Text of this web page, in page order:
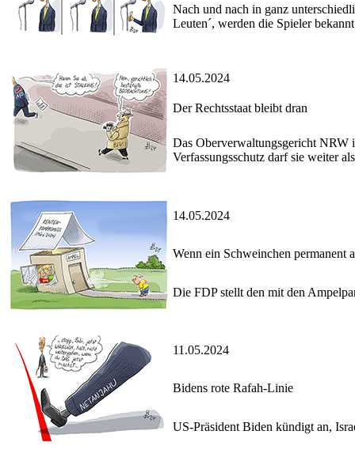
Nach und nach in ganz
Leuten´, werden die Spieler
14.05.2024
Der Rechtsstaat bleibt dran
Das Oberverwaltungsgericht NRW
Verfassungsschutz darf sie weiter
14.05.2024
Wenn ein Schweinchen permanent
Die FDP stellt den mit den
11.05.2024
Bidens rote Rafah-Linie
US-Präsident Biden kündigt an,